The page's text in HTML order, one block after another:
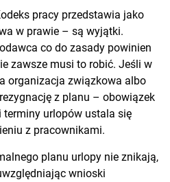
pracy przedstawia jako
w prawie – są wyjątki.
co do zasady powinien
zawsze musi to robić. Jeśli w
organizacja związkowa albo
z planu – obowiązek
urlopów ustala się
z pracownikami.
planu urlopy nie znikają,
wnioski